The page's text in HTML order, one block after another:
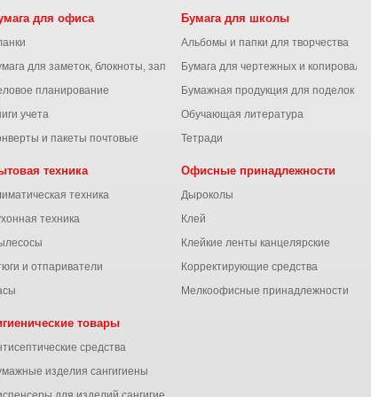
для офиса
для заметок, блокноты, записные книжки
планирование
учета
и пакеты почтовые
Бумага для школы
Альбомы и папки для творчества
Бумага для чертежных и
Бумажная продукция для поделок
Обучающая литература
Тетради
техника
техника
техника
и отпариватели
Офисные принадлежности
Дыроколы
Клей
Клейкие ленты канцелярские
Корректирующие средства
Мелкоофисные принадлежности
товары
средства
изделия сангигиены